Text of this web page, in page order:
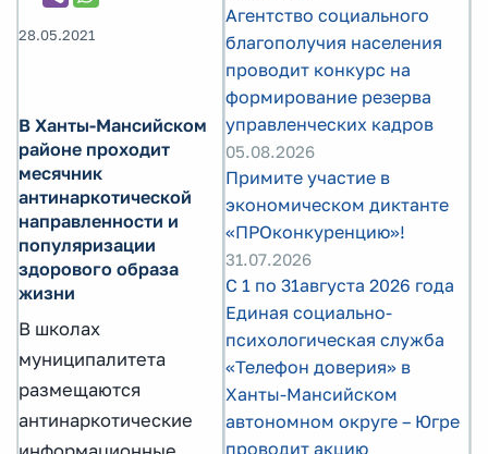
28.05.2021
В Ханты-Мансийском
районе проходит
месячник
антинаркотической
направленности и
популяризации
здорового образа
жизни
В школах
муниципалитета
размещаются
антинаркотические
Агентство социального
благополучия населения
проводит конкурс на
формирование резерва
управленческих кадров
05.08.2026
Примите участие в
экономическом диктанте
«ПРОконкуренцию»!
31.07.2026
С 1 по 31августа 2026 года
Единая социально-
психологическая служба
«Телефон доверия» в
Ханты-Мансийском
автономном округе – Югре
проводит акцию